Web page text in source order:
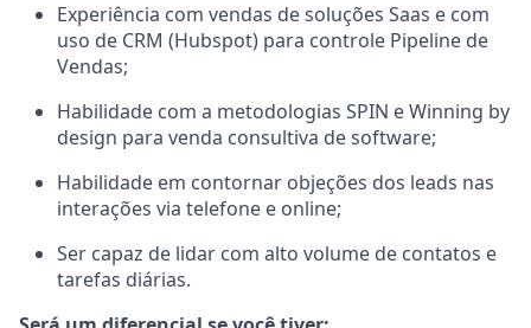
Experiência com vendas de soluções Saas e com
uso de CRM (Hubspot) para controle Pipeline de
Vendas;
Habilidade com a metodologias SPIN e Winning by
design para venda consultiva de software;
Habilidade em contornar objeções dos leads nas
interações via telefone e online;
Ser capaz de lidar com alto volume de contatos e
tarefas diárias.